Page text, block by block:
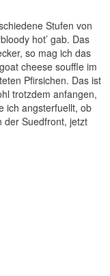
Stufen von
hot’ gab. Das
so mag ich das
cheese souffle im
Pfirsichen. Das ist
trotzdem anfangen,
ich angsterfuellt, ob
der Suedfront, jetzt